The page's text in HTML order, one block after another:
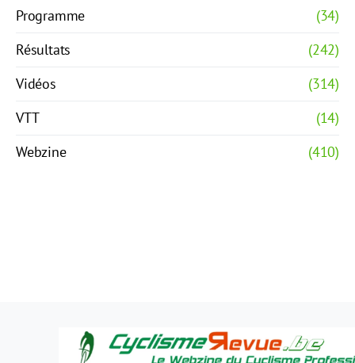
Programme
(34)
Résultats
(242)
Vidéos
(314)
VTT
(14)
Webzine
(410)